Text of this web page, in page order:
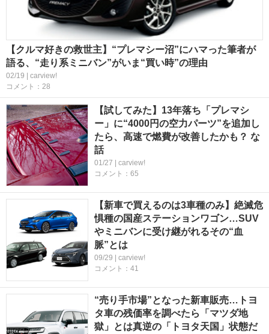
【クルマ好きの救世主】“プレマシー沼”にハマった筆者が
語る、“走り系ミニバン”がいま“買い時”の理由
02/19 | carview!
コメント：28
【試してみた】13年落ち「プレマシ
ー」に“4000円の空力パーツ”を追加し
たら、高速で燃費が改善したかも？ な
話
01/27 | carview!
コメント：65
【新車で買えるのは3車種のみ】絶滅危
惧種の国産ステーションワゴン…SUV
やミニバンに受け継がれるその“血
脈”とは
09/29 | carview!
コメント：41
“売り手市場”となった新車販売…トヨ
タ車の残価率を調べたら「マツダ地
獄」とは真逆の「トヨタ天国」状態だ